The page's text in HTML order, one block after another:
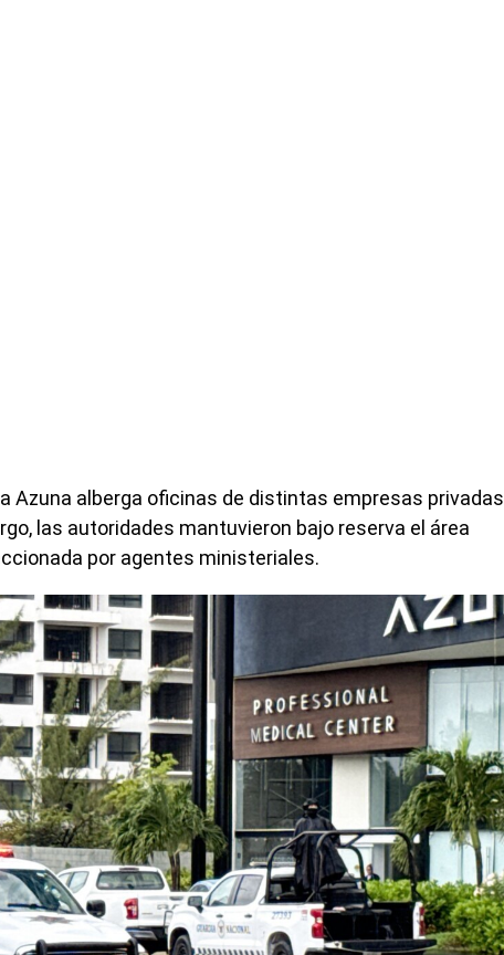
Azuna alberga oficinas de distintas empresas privadas
las autoridades mantuvieron bajo reserva el área
por agentes ministeriales.